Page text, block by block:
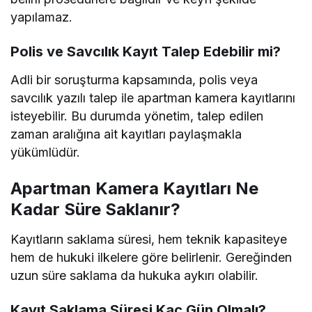
yapılamaz.
Polis ve Savcılık Kayıt Talep Edebilir mi?
Adli bir soruşturma kapsamında, polis veya
savcılık yazılı talep ile apartman kamera kayıtlarını
isteyebilir. Bu durumda yönetim, talep edilen
zaman aralığına ait kayıtları paylaşmakla
yükümlüdür.
Apartman Kamera Kayıtları Ne
Kadar Süre Saklanır?
Kayıtların saklama süresi, hem teknik kapasiteye
hem de hukuki ilkelere göre belirlenir. Gereğinden
uzun süre saklama da hukuka aykırı olabilir.